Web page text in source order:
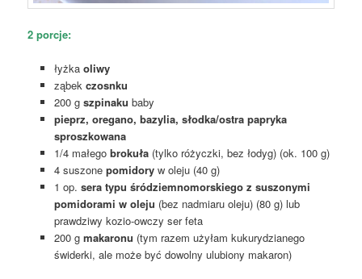
2 porcje:
łyżka oliwy
ząbek czosnku
200 gszpinaku baby
pieprz, oregano, bazylia, słodka/ostra papryka
sproszkowana
1/4 małego brokuła(tylko różyczki, bez łodyg) (ok. 100 g)
4 suszone pomidoryw oleju (40 g)
1 op. sera typu śródziemnomorskiego z suszonymi
pomidorami w oleju (bez nadmiaru oleju) (80 g) lub
prawdziwy kozio-owczy ser feta
200 g makaronu (tym razem użyłam kukurydzianego
świderki, ale może być dowolny ulubiony makaron)